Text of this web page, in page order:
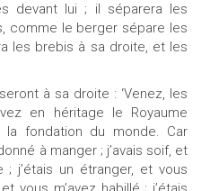
devant lui ; il séparera les
comme le berger sépare les
les brebis à sa droite, et les
à sa droite : ‘Venez, les
en héritage le Royaume
fondation du monde. Car
à manger ; j’avais soif, et
; j’étais un étranger, et vous